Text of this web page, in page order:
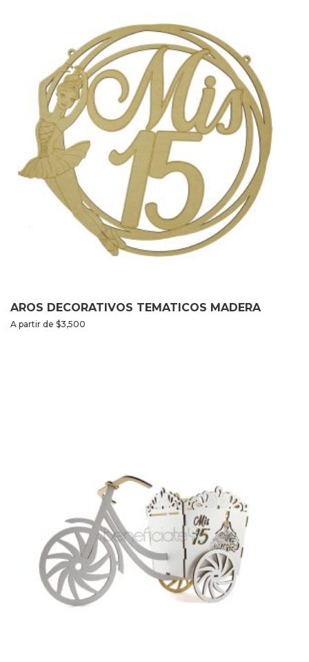
AROS DECORATIVOS TEMATICOS MADERA
A partir de $3,500